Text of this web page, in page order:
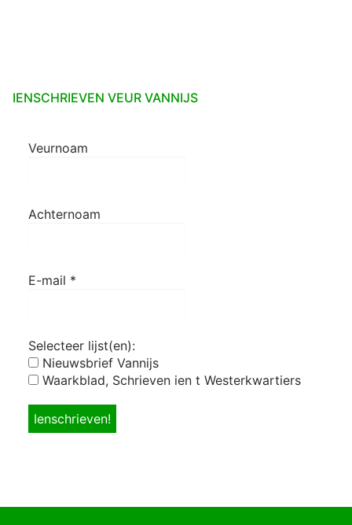
IENSCHRIEVEN VEUR VANNIJS
Veurnoam
Achternoam
E-mail *
Selecteer lijst(en):
Nieuwsbrief Vannijs
Waarkblad, Schrieven ien t Westerkwartiers